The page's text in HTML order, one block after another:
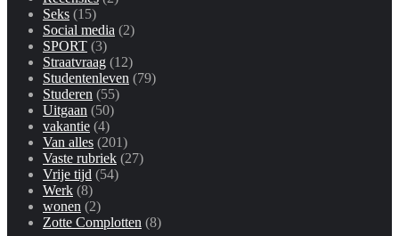
Seks (15)
Social media (2)
SPORT (3)
Straatvraag (12)
Studentenleven (79)
Studeren (55)
Uitgaan (50)
vakantie (4)
Van alles (201)
Vaste rubriek (27)
Vrije tijd (54)
Werk (8)
wonen (2)
Zotte Complotten (8)